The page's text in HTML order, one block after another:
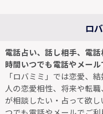
ロ
電話占い、話し相手、電
時間いつでも電話やメール
「ロバミミ」では恋愛、
人の恋愛相性、将来や転
が相談したい・占って欲